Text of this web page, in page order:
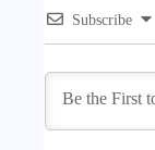
Subscribe